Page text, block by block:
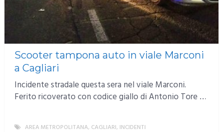
Scooter tampona auto in viale Marconi
a Cagliari
Incidente stradale questa sera nel viale Marconi.
Ferito ricoverato con codice giallo di Antonio Tore …
AREA METROPOLITANA, CAGLIARI, INCIDENTI